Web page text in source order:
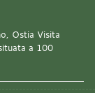
Ostia Visita
a 100